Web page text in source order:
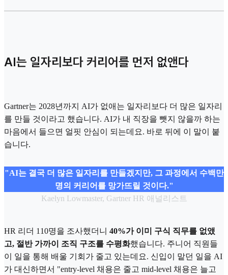
AI는 일자리보다 커리어를 먼저 없앤다
Gartner는 2028년까지 AI가 없애는 일자리보다 더 많은 일자리
를 만들 것이라고 했습니다. AI가 내 직장을 뺏지 않을까 하는
마음에서 들으면 얼핏 안심이 되는데요. 바로 뒤에 이 말이 붙
습니다.
"AI는 결국 더 많은 일자리를 만들겠지만, 그 과정에서 수백만
명의 커리어를 망가뜨릴 것이다."
Kaelyn Lowmaster, Gartner HR 애널리스트
HR 리더 110명을 조사했더니 40%가 이미 구식 직무를 없앴
고, 절반 가까이 조직 구조를 수평화했습니다. 주니어 직원들
이 일을 통해 배울 기회가 줄고 있는데요. 신입이 맡던 일을 AI
가 대신하면서 "entry-level 채용은 줄고 mid-level 채용은 늘고